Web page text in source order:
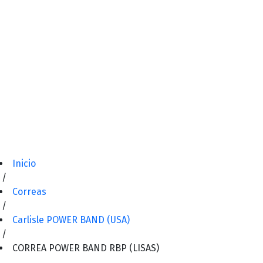
Inicio
Correas
Carlisle POWER BAND (USA)
CORREA POWER BAND RBP (LISAS)